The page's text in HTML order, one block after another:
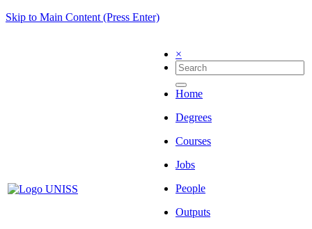
Skip to Main Content (Press Enter)
×
Home
Degrees
Courses
Jobs
People
Outputs